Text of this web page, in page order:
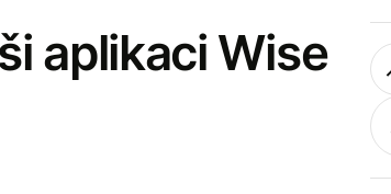
aplikaci Wise